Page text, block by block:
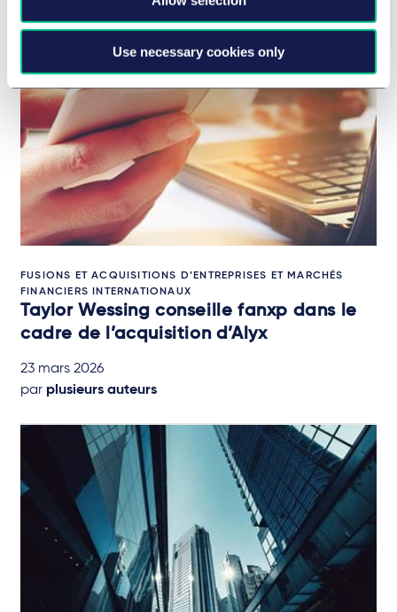
Use necessary cookies only
FUSIONS ET ACQUISITIONS D’ENTREPRISES ET MARCHÉS
FINANCIERS INTERNATIONAUX
Taylor Wessing conseille fanxp dans le
cadre de l’acquisition d’Alyx
23 mars 2026
par plusieurs auteurs